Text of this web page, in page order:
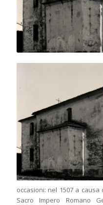
occasioni: nel 1507 a
Sacro Impero Romano